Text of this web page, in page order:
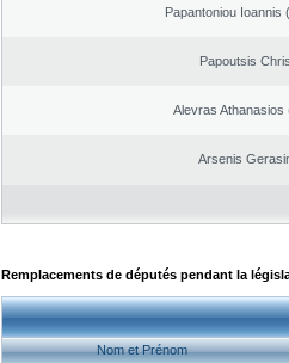
Papantoniou Ioannis
Papoutsis
Alevras Athanasios
Arsenis
Remplacements de députés pendant la
Nom et Prénom